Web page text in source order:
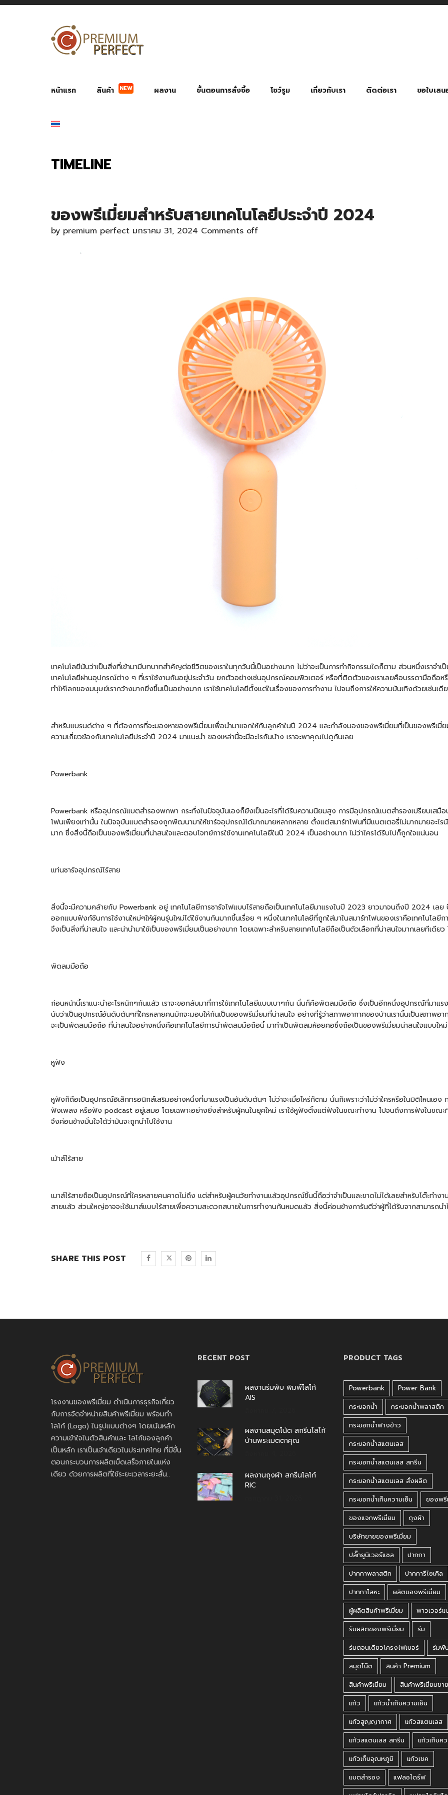
หน้าแรก สินค้า NEW ผลงาน ขั้นตอนการสั่งซื้อ โชว์รูม เกี่ยวกับเรา ติดต่อเรา ขอใบเสน
TIMELINE
ของพรีเมี่ยมสำหรับสายเทคโนโลยีประจำปี 2024
by premium perfect มกราคม 31, 2024 Comments off
เทคโนโลยีนับว่าเป็นสิ่งที่เข้ามามีบทบาทสำคัญต่อชีวิตของเราในทุกวันนี้เป็นอย่างมาก ไม่ว่าจะเป็นการทำกิจกรรมใดก็ตาม ส่วนหนึ่งเราจำ
เทคโนโลยีผ่านอุปกรณ์ต่าง ๆ ที่เราใช้งานกันอยู่ประจำวัน ยกตัวอย่างเช่นอุปกรณ์คอมพิวเตอร์ หรือที่ติดตัวของเราเลยคือบรรดามือถือห
ทำให้โลกของมนุษย์เรากว้างมากยิ่งขึ้นเป็นอย่างมาก เราใช้เทคโนโลยีตั้งแต่ในเรื่องของการทำงาน ไปจนถึงการให้ความบันเทิงด้วยเช่นเดี
สำหรับแบรนด์ต่าง ๆ ที่ต้องการที่จะมองหาของพรีเมี่ยมเพื่อนำมาแจกให้กับลูกค้าในปี 2024 และกำลังมองของพรีเมี่ยมที่เป็นของพรีเมี่
ความเกี่ยวข้องกับเทคโนโลยีประจำปี 2024 มาแนะนำ ของเหล่านี้จะมีอะไรกันบ้าง เราจะพาคุณไปดูกันเลย
Powerbank
Powerbank หรืออุปกรณ์แบตสำรองพกพา กระทั่งในปัจจุบันเองก็ยังเป็นอะไรที่ได้รับความนิยมสูง การมีอุปกรณ์แบตสำรองเปรียบเสมื
โฟนเพียงเท่านั้น ในปัจจุบันแบตสำรองถูกพัฒนามาให้ชาร์จอุปกรณ์ได้มากมายหลากหลาย ตั้งแต่สมาร์ทโฟนที่มีแบตเตอรี่ไม่มากมายอะ
มาก ซึ่งสิ่งนี้ถือเป็นของพรีเมี่ยมที่น่าสนใจและตอบโจทย์การใช้งานเทคโนโลยีในปี 2024 เป็นอย่างมาก ไม่ว่าใครได้รับไปก็ถูกใจแน่นอน
แท่นชาร์จอุปกรณ์ไร้สาย
สิ่งนี้จะมีความคล้ายกับ Powerbank อยู่ เทคโนโลยีการชาร์จไฟแบบไร้สายถือเป็นเทคโนโลยีมาแรงในปี 2023 ยาวมาจนถึงปี 2024
ออกแบบฟังก์ชันการใช้งานใหม่ๆให้ผู้คนรุ่นใหม่ได้ใช้งานกันมากขึ้นเรื่อย ๆ หนึ่งในเทคโนโลยีที่ถูกใส่มาในสมาร์ทโฟนของเราคือเทคโนโลยี
จึงเป็นสิ่งที่น่าสนใจ และน่านำมาใช้เป็นของพรีเมี่ยมเป็นอย่างมาก โดยเฉพาะสำหรับสายเทคโนโลยีถือเป็นตัวเลือกที่น่าสนใจมากเลยทีเดี
พัดลมมือถือ
ก่อนหน้านี้เราแนะนำอะไรหนักๆกันแล้ว เราจะขอกลับมาที่การใช้เทคโนโลยีแบบเบาๆกัน นั่นก็คือพัดลมมือถือ ซึ่งเป็นอีกหนึ่งอุปกรณ์ที่มาแร
นับว่าเป็นอุปกรณ์อันดับต้นๆที่ใครหลายคนมักจะมอบให้กันเป็นของพรีเมี่ยมที่น่าสนใจ อย่างที่รู้ว่าสภาพอากาศของบ้านเรานั้นเป็นสภา
จะเป็นพัดลมมือถือ ที่น่าสนใจอย่างหนึ่งคือเทคโนโลยีการนำพัดลมมือถือนี้ มาทำเป็นพัดลมห้อยคอซึ่งถือเป็นของพรีเมี่ยมน่าสนใจแบบให
หูฟัง
หูฟังก็ถือเป็นอุปกรณ์อิเล็กทรอนิกส์เสริมอย่างหนึ่งที่มาแรงเป็นอันดับต้นๆ ไม่ว่าจะเมื่อไหร่ก็ตาม นั่นก็เพราะว่าไม่ว่าใครหรือในมิติไหนเอ
ฟังเพลง หรือฟัง podcast อยู่เสมอ โดยเฉพาะอย่างยิ่งสำหรับผู้คนในยุคใหม่ เราใช้หูฟังตั้งแต่ฟังในขณะทำงาน ไปจนถึงการฟังในขณ
จึงค่อนข้างมั่นใจได้ว่ามันจะถูกนำไปใช้งาน
เม้าส์ไร้สาย
เมาส์ไร้สายถือเป็นอุปกรณ์ที่ใครหลายคนคาดไม่ถึง แต่สำหรับผู้คนวัยทำงานแล้วอุปกรณ์ชิ้นนี้ถือว่าจำเป็นและขาดไม่ได้เลยสำหรับโต๊ะทำง
สายแล้ว ส่วนใหญ่อาจจะใช้เมาส์แบบไร้สายเพื่อความสะดวกสบายในการทำงานกันหมดแล้ว สิ่งนี้ค่อนข้างการันตีว่าผู้ที่ได้รับจากสามารถน
SHARE THIS POST
โรงงานของพรีเมี่ยม ดำเนินการธุรกิจเกี่ยว
กับการจัดจำหน่ายสินค้าพรีเมี่ยม พร้อมทำ
โลโก้ (Logo) ในรูปแบบต่างๆ โดยเน้นหลัก
ความเข้าใจในตัวสินค้าและ โลโก้ของลูกค้า
เป็นหลัก เราเป็นเจ้าเดียวในประเทศไทย ที่มีขั้น
ตอนกระบวนการผลิตเบ็ดเสร็จภายในแห่ง
เดียว ด้วยการผลิตที่ใช้ระยะเวลาระยะสั้น..
RECENT POST
ผลงานร่มพับ พิมพ์โลโก้
AIS
ผลงานสมุดโน้ต สกรีนโลโก้
บ้านพระเมตตาคุณ
ผลงานถุงผ้า สกรีนโลโก้
RIC
PRODUCT TAGS
Powerbank
Power Bank
กระบอกน้ำ
กระบอกน้ำพลาสติก
กระบอกน้ำฟางข้าว
กระบอกน้ำสแตนเลส
กระบอกน้ำสแตนเลส สกรีน
กระบอกน้ำสแตนเลส สั่งผลิต
กระบอกน้ำเก็บความเย็น
ของพรี
ของแจกพรีเมี่ยม
ถุงผ้า
บริษัทขายของพรีเมี่ยม
ปลั๊กยูนิเวอร์แซล
ปากกา
ปากกาพลาสติก
ปากการีไซเคิล
ปากกาโลหะ
ผลิตของพรีเมี่ยม
ผู้ผลิตสินค้าพรีเมี่ยม
พาวเวอร์
รับผลิตของพรีเมี่ยม
ร่ม
ร่มตอนเดียวโครงไฟเบอร์
ร่มพับ
สมุดโน๊ต
สินค้า Premium
สินค้าพรีเมี่ยม
สินค้าพรีเมี่ยมขา
แก้ว
แก้วน้ำเก็บความเย็น
แก้วสูญญากาศ
แก้วสแตนเลส
แก้วสแตนเลส สกรีน
แก้วเก็บค
แก้วเก็บอุณหภูมิ
แก้วเชค
แบตสำรอง
แฟลชไดร์ฟ